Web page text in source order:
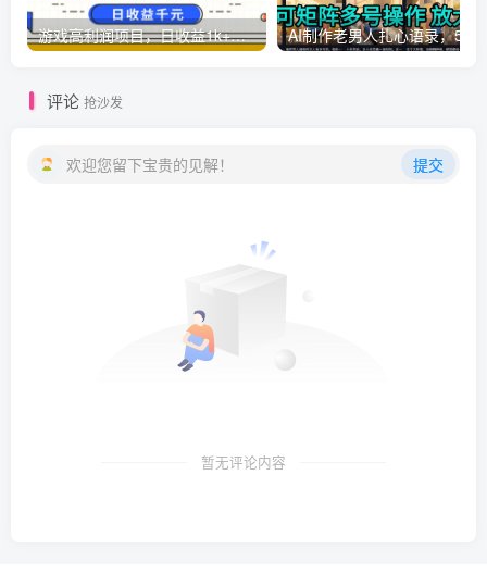
游戏高利润项目，日收益1k+，全自动，无需值守，解放双手，小白轻松上手【揭秘】
评论 抢沙发
欢迎您留下宝贵的见解！ 提交
暂无评论内容